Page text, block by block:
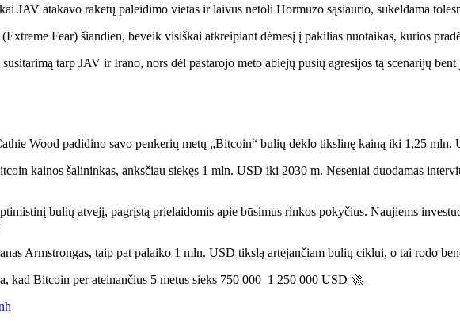
JAV atakavo raketų paleidimo vietas ir laivus netoli Hormūzo sąsiaurio, sukeldama
Fear) šiandien, beveik visiškai atkreipiant dėmesį į pakilias nuotaikas, kurios
tarp JAV ir Irano, nors dėl pastarojo meto abiejų pusių agresijos tą scenarijų
Wood padidino savo penkerių metų „Bitcoin“ bulių dėklo tikslinę kainą iki 1,25 mln.
kainos šalininkas, anksčiau siekęs 1 mln. USD iki 2030 m. Neseniai duodamas
bulių atvejį, pagrįstą prielaidomis apie būsimus rinkos pokyčius. Naujiems
Armstrongas, taip pat palaiko 1 mln. USD tikslą artėjančiam bulių ciklui, o tai rodo
Bitcoin per ateinančius 5 metus sieks 750 000–1 250 000 USD 🚀